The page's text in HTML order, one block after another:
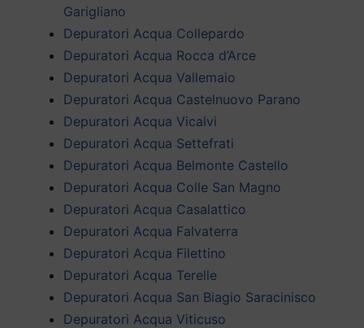
Garigliano
Depuratori Acqua Collepardo
Depuratori Acqua Rocca d’Arce
Depuratori Acqua Vallemaio
Depuratori Acqua Castelnuovo Parano
Depuratori Acqua Vicalvi
Depuratori Acqua Settefrati
Depuratori Acqua Belmonte Castello
Depuratori Acqua Colle San Magno
Depuratori Acqua Casalattico
Depuratori Acqua Falvaterra
Depuratori Acqua Filettino
Depuratori Acqua Terelle
Depuratori Acqua San Biagio Saracinisco
Depuratori Acqua Viticuso